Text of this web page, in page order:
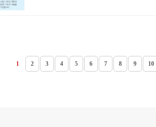
1 2 3 4 5 6 7 8 9 10